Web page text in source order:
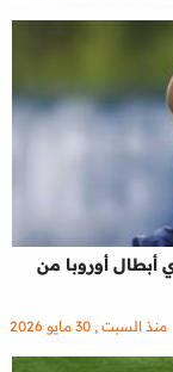
أبطال أوروبا من
منذ السبت , 30 مايو 2026